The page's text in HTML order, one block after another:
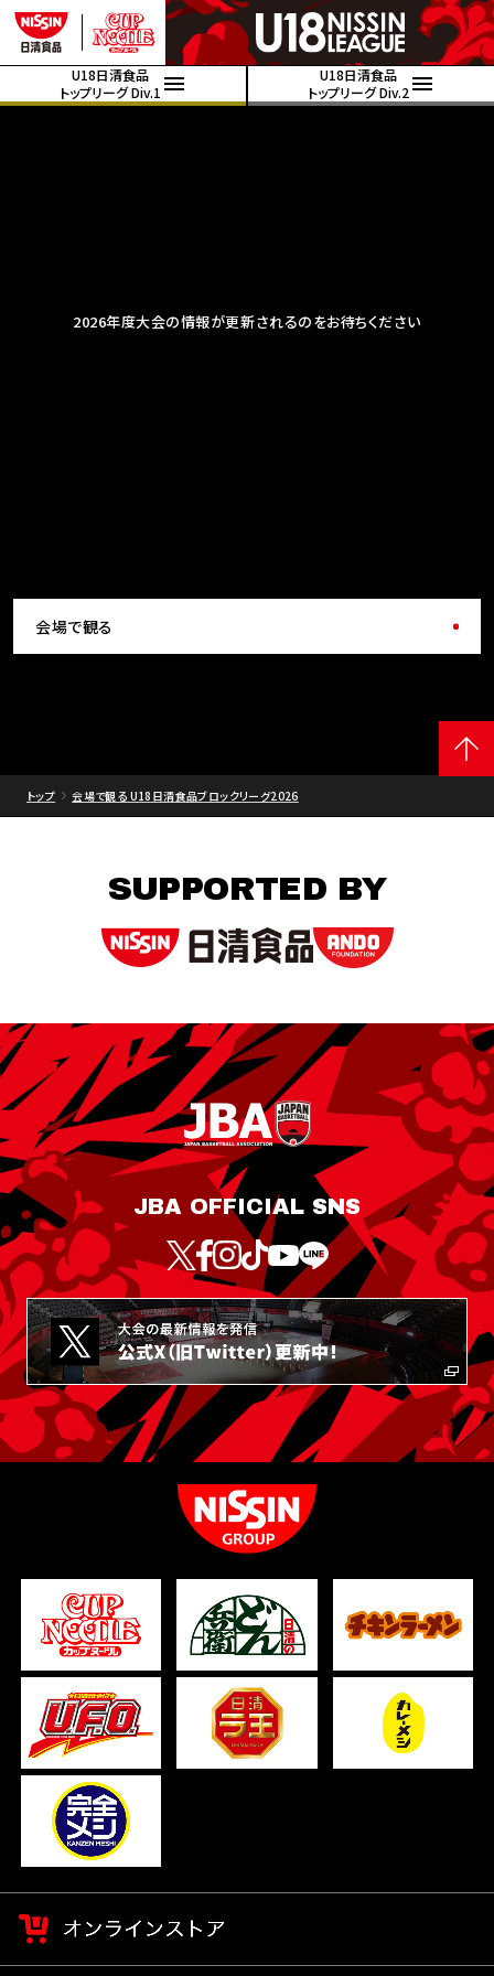
U18日清食品
トップリーグ Div.1
U18日清食品
トップリーグ Div.2
2026年度大会の情報が更新されるのをお待ちください
会場で観る
トップ 会場で観る U18日清食品ブロックリーグ2026
SUPPORTED BY
JBA OFFICIAL SNS